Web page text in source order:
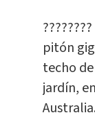
pitón
techo
jardín,